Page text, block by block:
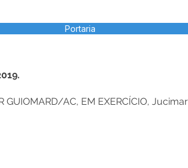
Portaria
GUIOMARD/AC, EM EXERCÍCIO,